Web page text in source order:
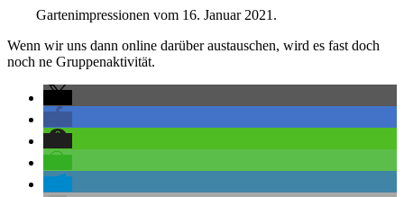
Gartenimpressionen vom 16. Januar 2021.
Wenn wir uns dann online darüber austauschen, wird es fast doch
noch ne Gruppenaktivität.